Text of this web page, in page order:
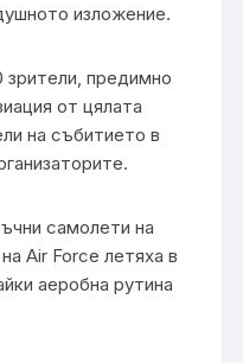
изложение.
зрители, предимно
от цялата
на събитието в
самолети на
Air Force летяха в
аеробна рутина